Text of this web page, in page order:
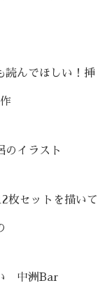
読んでほしい！挿
のイラスト
枚セットを描いて
中洲Bar